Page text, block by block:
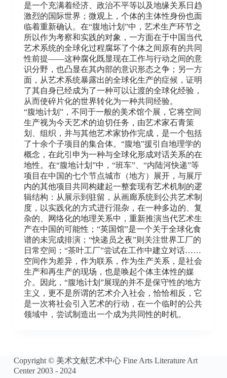
是一个充满着经济、政治不平等以及地缘关系日趋
激烈的国际世界；微观上，个体的主体性身份也面
临着重新确认。在“腹地计划”中，艺术生产环节之
所以作为考察和实践的对象，一方面在于中国当代
艺术系统的全球化过程腐坏了个体之间原有的共同
性前提——这种腐化既显现在工作与行动之间的意
识分野，也凸显在其内部的意识形态之争；另一方
面，从艺术系统暴露出的全球化生产的症候，证明
了其自身已经成为了一种可以让渡的全球化经验，
从而使碎片化的世界转化为一种共同经验。
“腹地计划”，不同于一般的美术馆个展，它将空间
生产视为今天艺术的迫切任务，由艺术家石青策
划、组织，并与其他艺术家协作完成，是一个包括
了十余个子项目的集合体。“腹地”援引自地理学的
概念，在此引申为一种与全球化形成对话关系的在
地性。在“腹地计划”中，“班车”、“内陆河快递”等
项目在中国的七个节点城市（地方）展开，与展厅
内的其他项目共同构建起一整套现有艺术机制的逻
辑结构：从展示到驻留，从画廊系统到公共艺术制
度，以实践化的方式进行混杂，在一种多边的、复
杂的、网络化的地理关系中，重新推演当代艺术生
产在中国的可能性；“英国馆”是一个关于全球化食
谱的未完成排演；“快递员之夜”则关注世界工厂的
日常空间；“茶叶工厂”尝试在工作中建立对话……
空间作为差异，作为联系，作为生产关系，是社会
生产和再生产的现场，也是唤起个体主体性的媒
介。因此，“腹地计划”展现的并不是保守性的地方
主义，更不是所谓的艺术介入社会，恰恰相反，它
是一次将社会引入艺术的行动，在一个临时的公共
领域中，尝试制造出一个成为共同性的时机。
Copyright © 美术文献艺术中心 Fine Arts Literature Art
Center 2003 - 2024